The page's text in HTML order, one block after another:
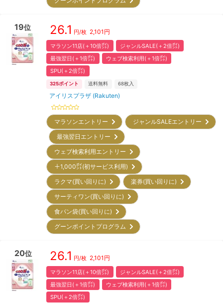
19位 26.1 円/枚 2,101 円
マラソン11店(＋10倍㌽)
ジャンルSALE(＋2倍㌽)
最強翌日(＋1倍㌽)
ウェブ検索利用(＋1倍㌽)
SPU(＋2倍㌽)
325ポイント 送料無料 68枚入
アイリスプラザ (Rakuten)
マラソンエントリー
ジャンルSALEエントリー
最強翌日エントリー
ウェブ検索利用エントリー
＋1,000㌽(初サービス利用)
ラクマ(買い回りに)
楽券(買い回りに)
サーティワン(買い回りに)
食パン袋(買い回りに)
グーンポイントプログラム
20位 26.1 円/枚 2,101 円
マラソン11店(＋10倍㌽)
ジャンルSALE(＋2倍㌽)
最強翌日(＋1倍㌽)
ウェブ検索利用(＋1倍㌽)
SPU(＋2倍㌽)